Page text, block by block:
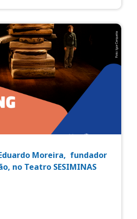
Moreira, fundador
no Teatro SESIMINAS